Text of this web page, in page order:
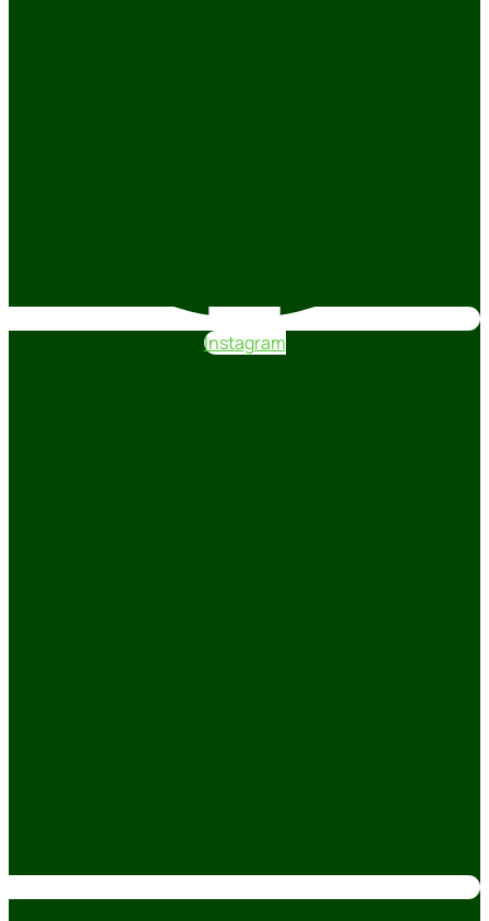
Instagram